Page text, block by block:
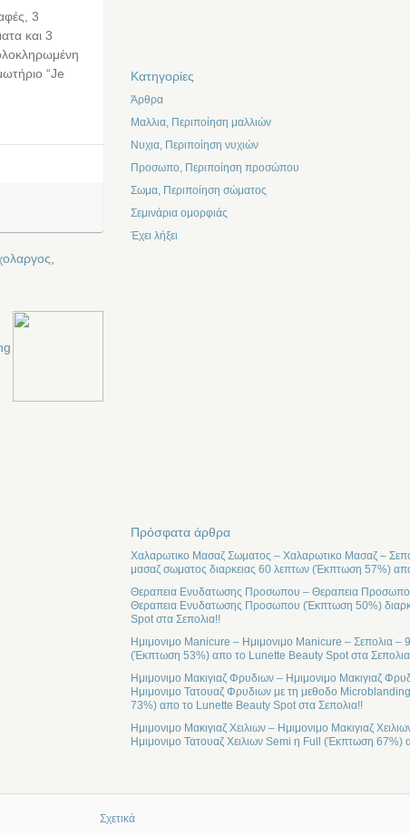
3
και 3
“Je
,
Kατηγορίες
Άρθρα
Μαλλια, Περιποίηση μαλλιών
Νυχια, Περιποίηση νυχιών
Προσωπο, Περιποίηση προσώπου
Σωμα, Περιποίηση σώματος
Σεμινάρια ομορφιάς
Έχει λήξει
Πρόσφατα άρθρα
Χαλαρωτικο Μασαζ Σωματος – Χαλαρωτικο Μασαζ –
μασαζ σωματος διαρκειας 60 λεπτων (Έκπτωση 57%)
Θεραπεια Ενυδατωσης Προσωπου – Θεραπεια
Θεραπεια Ενυδατωσης Προσωπου (Έκπτωση 50%)
Spot στα Σεπολια!!
Ημιμονιμο Manicure – Ημιμονιμο Manicure – Σεπολια –
(Έκπτωση 53%) απο το Lunette Beauty Spot στα
Ημιμονιμο Μακιγιαζ Φρυδιων – Ημιμονιμο Μακιγιαζ
Ημιμονιμο Τατουαζ Φρυδιων με τη μεθοδο
73%) απο το Lunette Beauty Spot στα Σεπολια!!
Ημιμονιμο Μακιγιαζ Χειλιων – Ημιμονιμο Μακιγιαζ
Ημιμονιμο Τατουαζ Χειλιων Semi η Full (Έκπτωση
Σχετικά